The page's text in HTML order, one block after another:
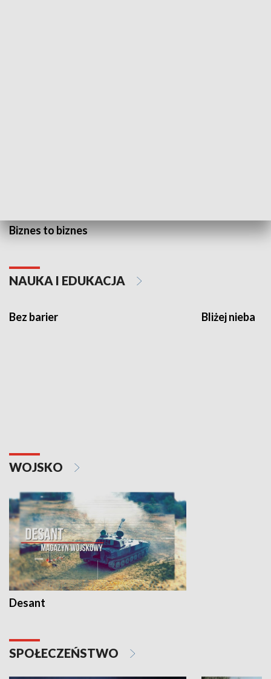
Biznes to biznes
NAUKA I EDUKACJA
Bez barier Bliżej nieba
WOJSKO
Desant
SPOŁECZEŃSTWO